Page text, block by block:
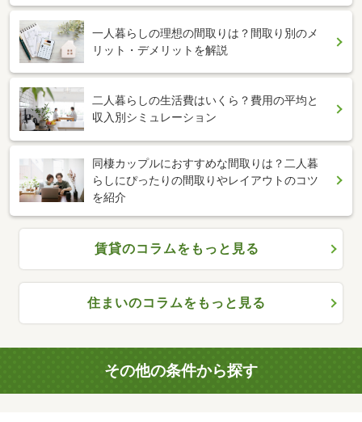
一人暮らしの理想の間取りは？間取り別のメ
リット・デメリットを解説
二人暮らしの生活費はいくら？費用の平均と
収入別シミュレーション
同棲カップルにおすすめな間取りは？二人暮
らしにぴったりの間取りやレイアウトのコツ
を紹介
賃貸のコラムをもっと見る
住まいのコラムをもっと見る
その他の条件から探す